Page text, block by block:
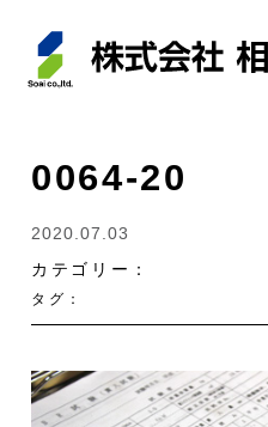
0064-20
2020.07.03
カテゴリー：
タグ：